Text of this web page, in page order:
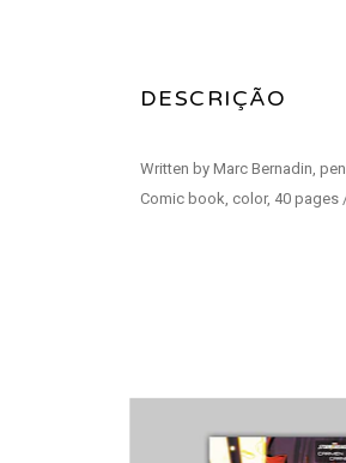
DESCRIÇÃO
Written by Marc Bernadin,
Comic book, color, 40